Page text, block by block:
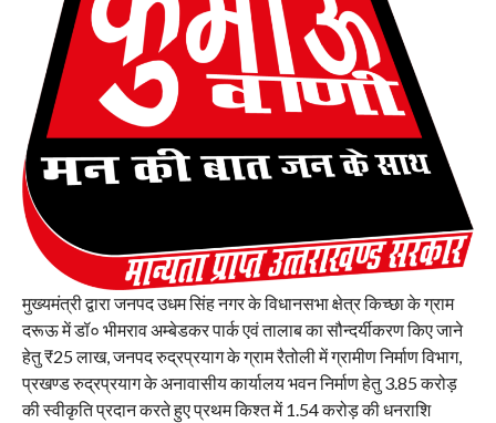
मुख्यमंत्री द्वारा जनपद उधम सिंह नगर के विधानसभा क्षेत्र किच्छा के ग्राम
दरूऊ में डॉ० भीमराव अम्बेडकर पार्क एवं तालाब का सौन्दर्यीकरण किए जाने
हेतु ₹25 लाख, जनपद रुद्रप्रयाग के ग्राम रैतोली में ग्रामीण निर्माण विभाग,
प्रखण्ड रुद्रप्रयाग के अनावासीय कार्यालय भवन निर्माण हेतु 3.85 करोड़
की स्वीकृति प्रदान करते हुए प्रथम किश्त में 1.54 करोड़ की धनराशि